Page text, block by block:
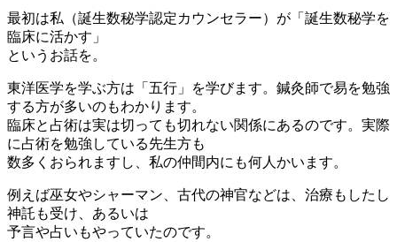
最初は私（誕生数秘学認定カウンセラー）が「誕生数秘学を
臨床に活かす」
というお話を。
東洋医学を学ぶ方は「五行」を学びます。鍼灸師で易を勉強
する方が多いのもわかります。
臨床と占術は実は切っても切れない関係にあるのです。実際
に占術を勉強している先生方も
数多くおられますし、私の仲間内にも何人かいます。
例えば巫女やシャーマン、古代の神官などは、治療もしたし
神託も受け、あるいは
予言や占いもやっていたのです。